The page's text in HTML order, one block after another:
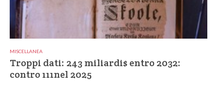
MISCELLANEA
Troppi dati: 243 miliardi$ entro 2032:
contro 111nel 2025